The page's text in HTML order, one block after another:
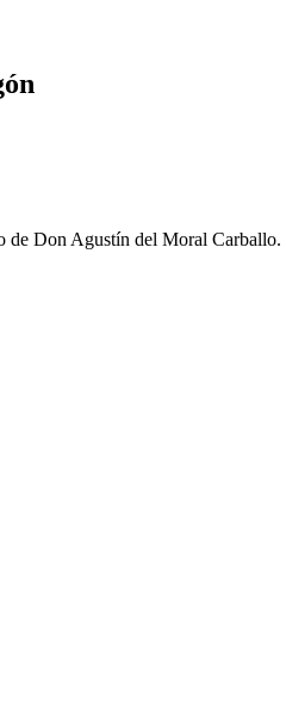
de Don Agustín del Moral Carballo.